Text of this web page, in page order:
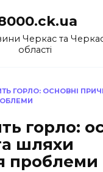
Черкас та
області
ГОРЛО: ОСНОВНІ
горло:
шляхи
проблеми